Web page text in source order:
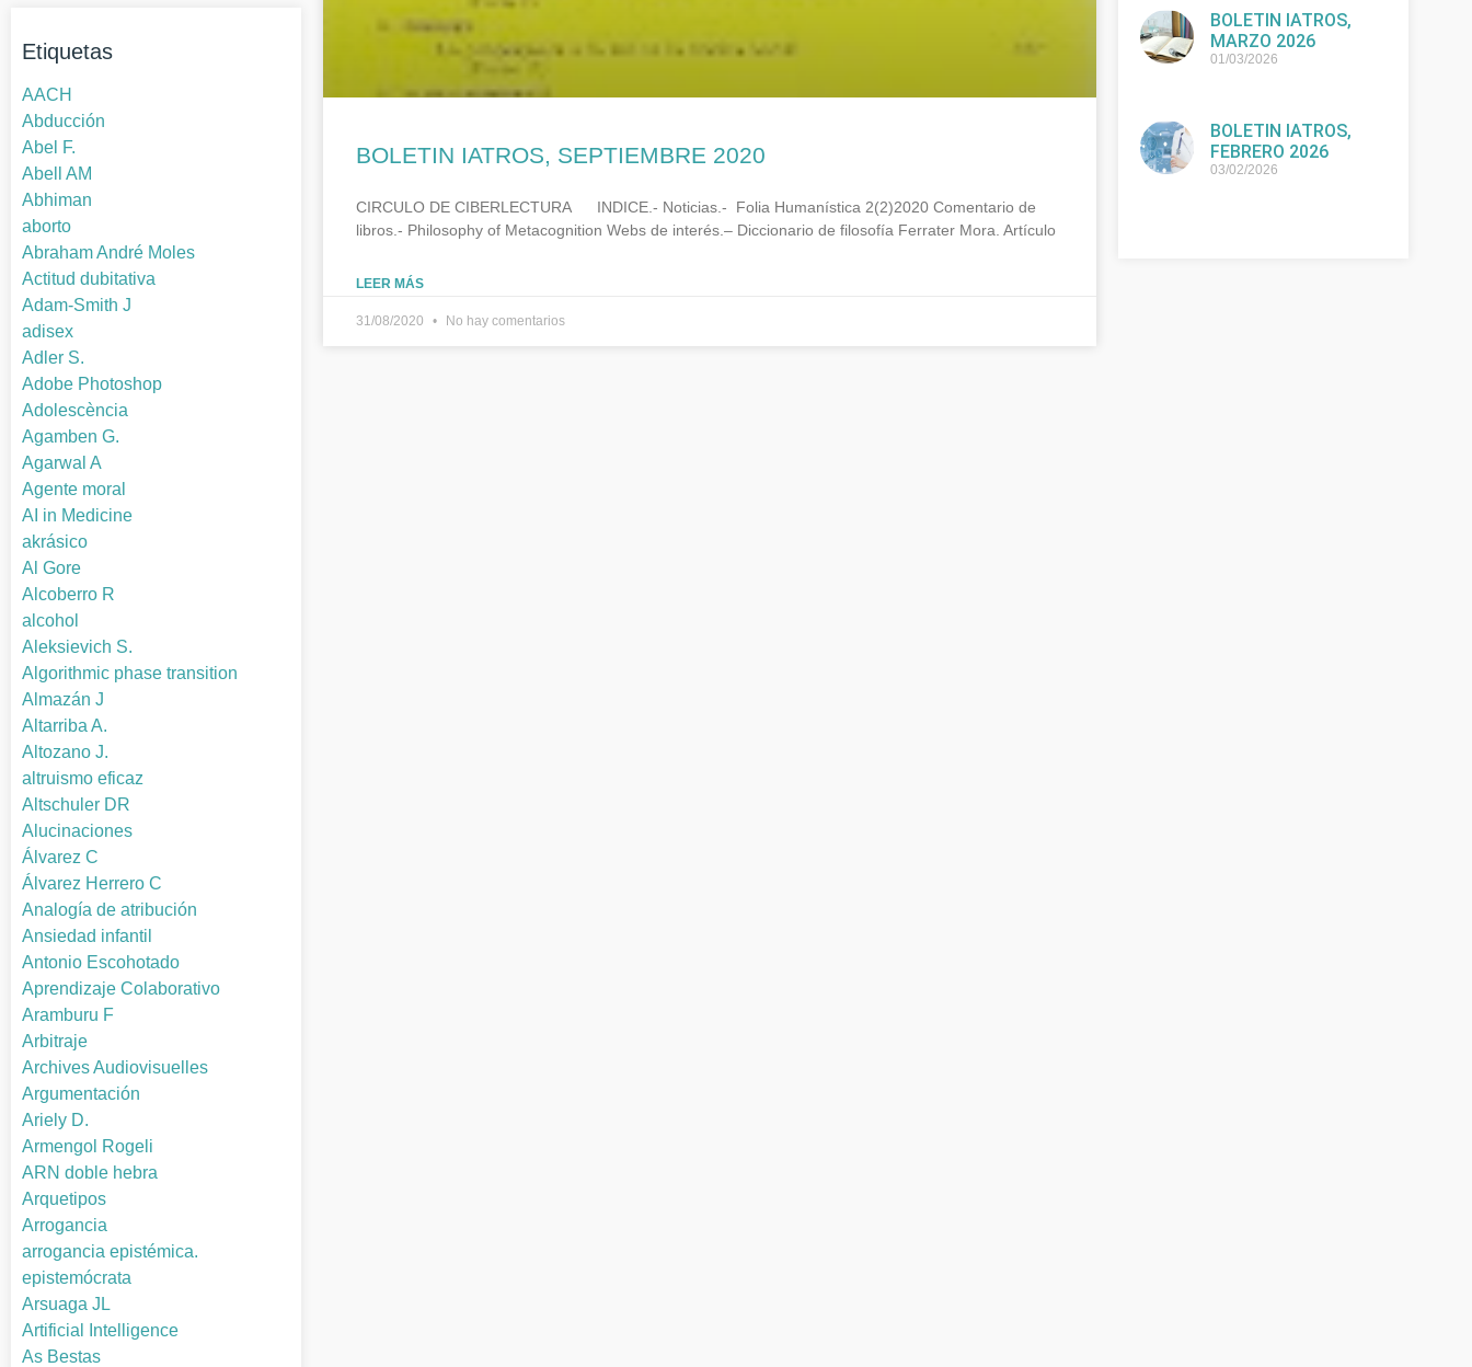
Etiquetas
AACH
Abducción
Abel F.
Abell AM
Abhiman
aborto
Abraham André Moles
Actitud dubitativa
Adam-Smith J
adisex
Adler S.
Adobe Photoshop
Adolescència
Agamben G.
Agarwal A
Agente moral
AI in Medicine
akrásico
Al Gore
Alcoberro R
alcohol
Aleksievich S.
Algorithmic phase transition
Almazán J
Altarriba A.
Altozano J.
altruismo eficaz
Altschuler DR
Alucinaciones
Álvarez C
Álvarez Herrero C
Analogía de atribución
Ansiedad infantil
Antonio Escohotado
Aprendizaje Colaborativo
Aramburu F
Arbitraje
Archives Audiovisuelles
Argumentación
Ariely D.
Armengol Rogeli
ARN doble hebra
Arquetipos
Arrogancia
arrogancia epistémica.
epistemócrata
Arsuaga JL
Artificial Intelligence
As Bestas
BOLETIN IATROS, SEPTIEMBRE 2020
CIRCULO DE CIBERLECTURA INDICE.- Noticias.- Folia Humanística 2(2)2020 Comentario de
libros.- Philosophy of Metacognition Webs de interés.– Diccionario de filosofía Ferrater Mora. Artículo
LEER MÁS
31/08/2020 No hay comentarios
BOLETIN IATROS,
MARZO 2026
01/03/2026
BOLETIN IATROS,
FEBRERO 2026
03/02/2026